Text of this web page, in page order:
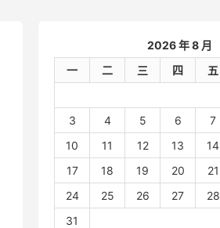
2026 年 8 月
一
二 三 四 五
3
4 5 6 7
10
11 12 13 14
17
18 19 20 21
24
25 26 27 28
31